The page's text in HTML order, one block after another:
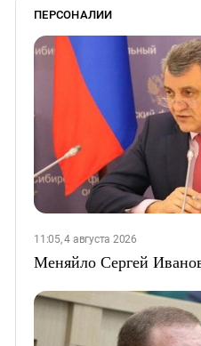
ПЕРСОНАЛИИ
11:05, 4 августа 2026
Меняйло Сергей